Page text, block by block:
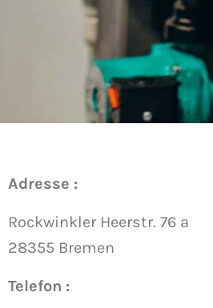
Adresse :
Rockwinkler Heerstr. 76 a
28355 Bremen
Telefon :